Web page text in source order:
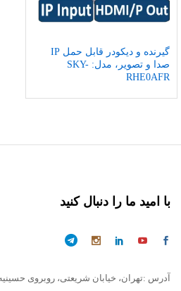
گیرنده و دیکودر قابل حمل IP
صدا و تصویر، مدل: SKY-
RHE0AFR
با امید ما را دنبال کنید
آدرس :تهران، خیابان شریعتی، روبروی حسینیه ارشاد،